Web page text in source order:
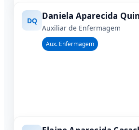
DQ Daniela Aparecida
Auxiliar de Enfermagem
Aux. Enfermagem